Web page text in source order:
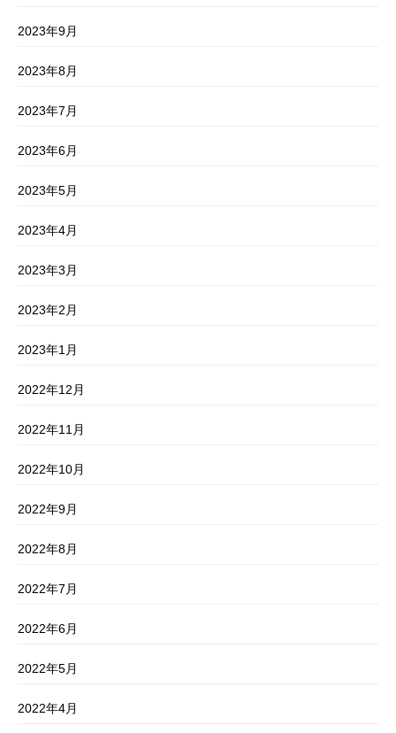
2023年9月
2023年8月
2023年7月
2023年6月
2023年5月
2023年4月
2023年3月
2023年2月
2023年1月
2022年12月
2022年11月
2022年10月
2022年9月
2022年8月
2022年7月
2022年6月
2022年5月
2022年4月